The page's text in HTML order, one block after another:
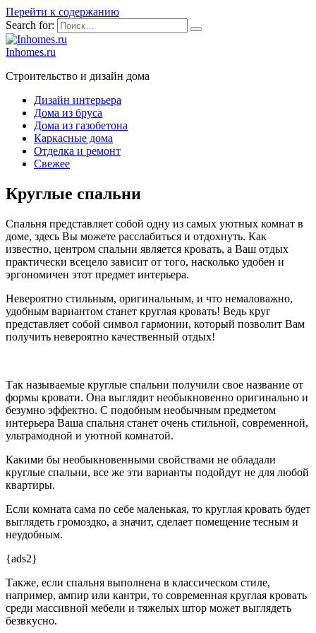
Перейти к содержанию
Search for:
Inhomes.ru
Строительство и дизайн дома
Дизайн интерьера
Дома из бруса
Дома из газобетона
Каркасные дома
Отделка и ремонт
Свежее
Круглые спальни
Спальня представляет собой одну из самых уютных комнат в
доме, здесь Вы можете расслабиться и отдохнуть. Как
известно, центром спальни является кровать, а Ваш отдых
практически всецело зависит от того, насколько удобен и
эргономичен этот предмет интерьера.
Невероятно стильным, оригинальным, и что немаловажно,
удобным вариантом станет круглая кровать! Ведь круг
представляет собой символ гармонии, который позволит Вам
получить невероятно качественный отдых!
Так называемые круглые спальни получили свое название от
формы кровати. Она выглядит необыкновенно оригинально и
безумно эффектно. С подобным необычным предметом
интерьера Ваша спальня станет очень стильной, современной,
ультрамодной и уютной комнатой.
Какими бы необыкновенными свойствами не обладали
круглые спальни, все же эти варианты подойдут не для любой
квартиры.
Если комната сама по себе маленькая, то круглая кровать будет
выглядеть громоздко, а значит, сделает помещение тесным и
неудобным.
{ads2}
Также, если спальня выполнена в классическом стиле,
например, ампир или кантри, то современная круглая кровать
среди массивной мебели и тяжелых штор может выглядеть
безвкусно.